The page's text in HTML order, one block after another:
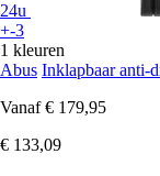
24u
+-3
1 kleuren
Abus Inklapbaar anti-
Vanaf € 179,95
€ 133,09